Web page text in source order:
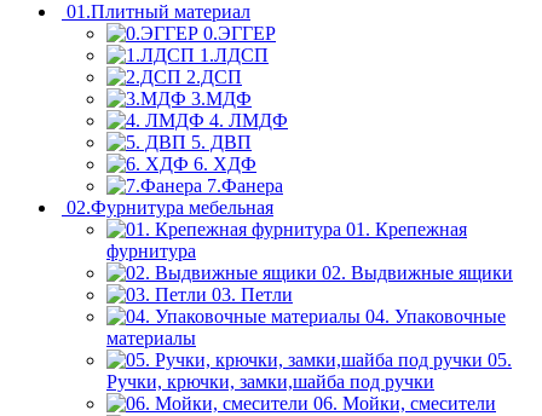
01.Плитный материал
0.ЭГГЕР
1.ЛДСП
2.ДСП
3.МДФ
4. ЛМДФ
5. ДВП
6. ХДФ
7.Фанера
02.Фурнитура мебельная
01. Крепежная
фурнитура
02. Выдвижные ящики
03. Петли
04. Упаковочные
материалы
05.
Ручки, крючки, замки,шайба под ручки
06. Мойки, смесители